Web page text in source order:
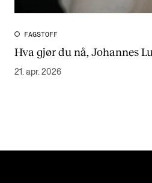
FAGSTOFF
Hva gjør du nå, Johannes
21. apr. 2026